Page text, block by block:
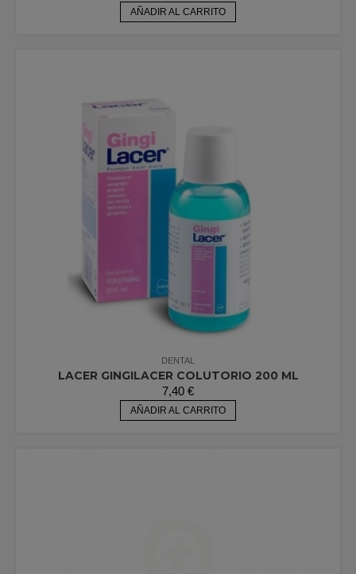
AÑADIR AL CARRITO
DENTAL
LACER GINGILACER COLUTORIO 200 ML
7,40 €
AÑADIR AL CARRITO